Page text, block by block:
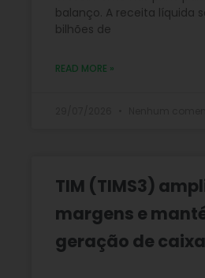
balanço. A receita líquida
bilhões de
READ MORE »
TIM (TIMS3)
margens e
geração de